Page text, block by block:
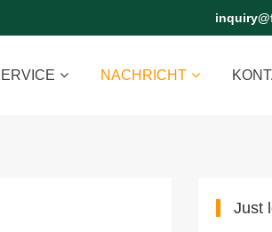
NACHRICHT
Just